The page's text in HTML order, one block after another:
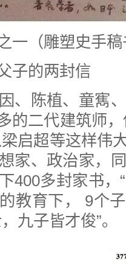
一（雕塑史手
子的两封信
陈植、童寯、
的二代建筑师
启超等这样伟
家、政治家，
400多封家书，
教育下， 9个
九子皆才俊”。